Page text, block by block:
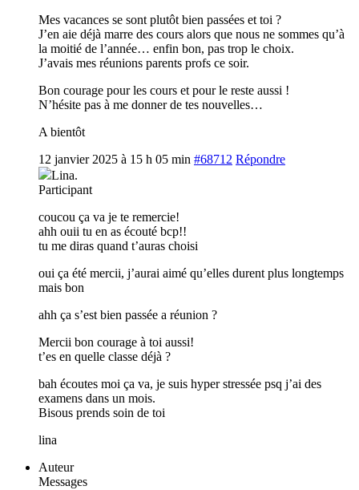
Mes vacances se sont plutôt bien passées et toi ?
J’en aie déjà marre des cours alors que nous ne sommes qu’à
la moitié de l’année… enfin bon, pas trop le choix.
J’avais mes réunions parents profs ce soir.
Bon courage pour les cours et pour le reste aussi !
N’hésite pas à me donner de tes nouvelles…
A bientôt
12 janvier 2025 à 15 h 05 min #68712 Répondre
Lina.
Participant
coucou ça va je te remercie!
ahh ouii tu en as écouté bcp!!
tu me diras quand t’auras choisi
oui ça été mercii, j’aurai aimé qu’elles durent plus longtemps
mais bon
ahh ça s’est bien passée a réunion ?
Mercii bon courage à toi aussi!
t’es en quelle classe déjà ?
bah écoutes moi ça va, je suis hyper stressée psq j’ai des
examens dans un mois.
Bisous prends soin de toi
lina
Auteur
Messages